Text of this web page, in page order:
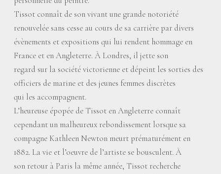
Tissot connaît de son vivant une grande notoriété
renouvelée sans cesse au cours de sa carrière par divers
évènements et expositions qui lui rendent hommage en
France et en Angleterre. À Londres, il jette son
regard sur la société victorienne et dépeint les sorties des
officiers de marine et des jeunes femmes discrètes
qui les accompagnent.
L’heureuse épopée de Tissot en Angleterre connaît
cependant un malheureux rebondissement lorsque sa
compagne Kathleen Newton meurt prématurément en
1882. La vie et l’oeuvre de l’artiste se bousculent. À
son retour à Paris la même année, Tissot recherche